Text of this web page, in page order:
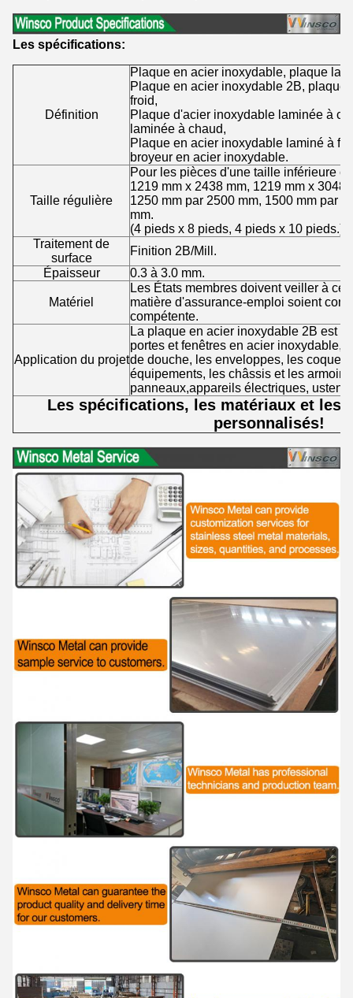
Les spécifications:
Définition
Plaque en acier inoxydable, plaque
Plaque en acier inoxydable 2B,
froid,
Plaque d'acier inoxydable laminée à
laminée à chaud,
Plaque en acier inoxydable laminé à
broyeur en acier inoxydable.
Taille régulière
Pour les pièces d'une taille inférieure
1219 mm x 2438 mm, 1219 mm x 3048
1250 mm par 2500 mm, 1500 mm par
mm.
(4 pieds x 8 pieds, 4 pieds x 10 pieds.)
Traitement de
surface
Finition 2B/Mill.
Épaisseur
0.3 à 3.0 mm.
Matériel
Les États membres doivent veiller à ce
matière d'assurance-emploi soient
compétente.
Application du projet
La plaque en acier inoxydable 2B est
portes et fenêtres en acier inoxydable,
de douche, les enveloppes, les coques
équipements, les châssis et les
panneaux,appareils électriques,
Les spécifications, les matériaux et les
personnalisés!